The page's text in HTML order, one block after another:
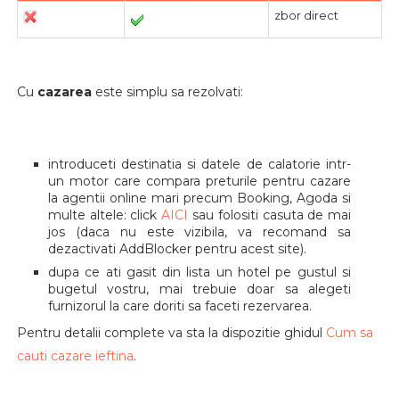
zbor direct
Cu cazareaeste simplu sa rezolvati:
introduceti destinatia si datele de calatorie intr-
un motor care compara preturile pentru cazare
la agentii online mari precum Booking, Agoda si
multe altele: c lickAICI sau folositi casuta de mai
jos (daca nu este vizibila, va recomand sa
dezactivati AddBlocker pentru acest site).
dupa ce ati gasit din lista un hotel pe gustul si
bugetul vostru, mai trebuie doar sa alegeti
furnizorul la care doriti sa faceti rezervarea.
Pentru detalii complete va sta la dispozitie ghidul Cum sa
cauti cazare ieftina.